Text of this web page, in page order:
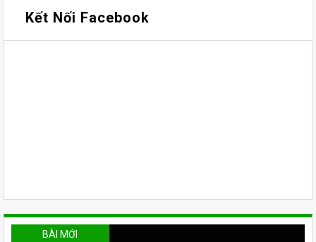
Kết Nối Facebook
BÀI MỚI